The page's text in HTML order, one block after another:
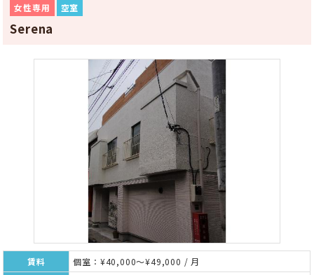
女性専用 空室
Serena
賃料
個室：¥40,000～¥49,000 / 月